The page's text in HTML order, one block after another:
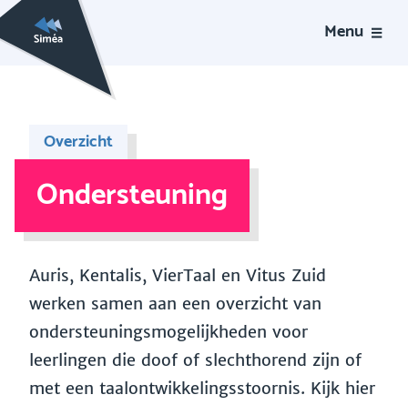
Menu
Overzicht
Ondersteuning
Auris, Kentalis, VierTaal en Vitus Zuid
werken samen aan een overzicht van
ondersteuningsmogelijkheden voor
leerlingen die doof of slechthorend zijn of
met een taalontwikkelingsstoornis. Kijk hier